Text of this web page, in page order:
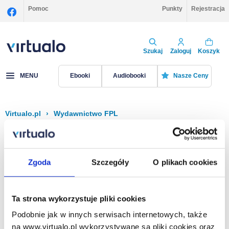
Zgoda Szczegóły O plikach cookies
Ta strona wykorzystuje pliki cookies
Podobnie jak w innych serwisach internetowych, także
na www.virtualo.pl wykorzystywane są pliki cookies oraz
Pomoc Punkty Rejestracja
Szukaj Zaloguj Koszyk
MENU Ebooki Audiobooki Nasze Ceny
Virtualo.pl › Wydawnictwo FPL
Filtruj Sortuj
Na stronie